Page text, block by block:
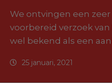
We ontvingen een
voorbereid verzoek
wel bekend als een
25 januari, 2021